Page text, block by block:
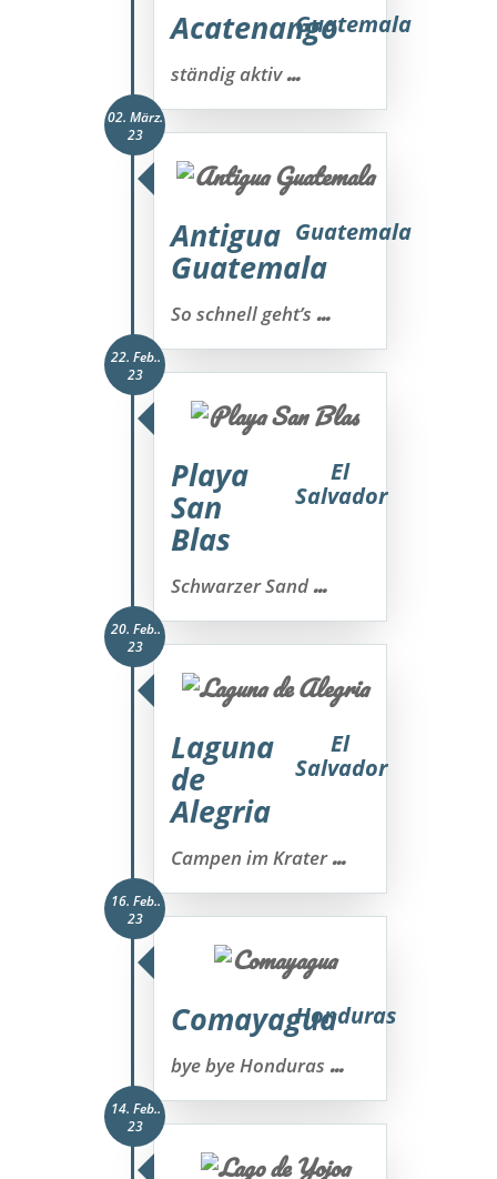
AcatenangoGuatemala
ständig aktiv...
02. März.
23
Antigua
Guatemala
Guatemala
So schnell geht’s...
22. Feb..
23
Playa
San
Blas
El
Salvador
Schwarzer Sand...
20. Feb..
23
Laguna
de
Alegria
El
Salvador
Campen im Krater...
16. Feb..
23
ComayaguaHonduras
bye bye Honduras...
14. Feb..
23